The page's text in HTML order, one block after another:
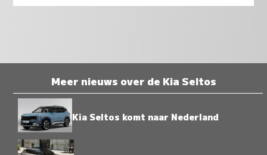
Meer nieuws over de Kia Seltos
Kia Seltos komt naar Nederland